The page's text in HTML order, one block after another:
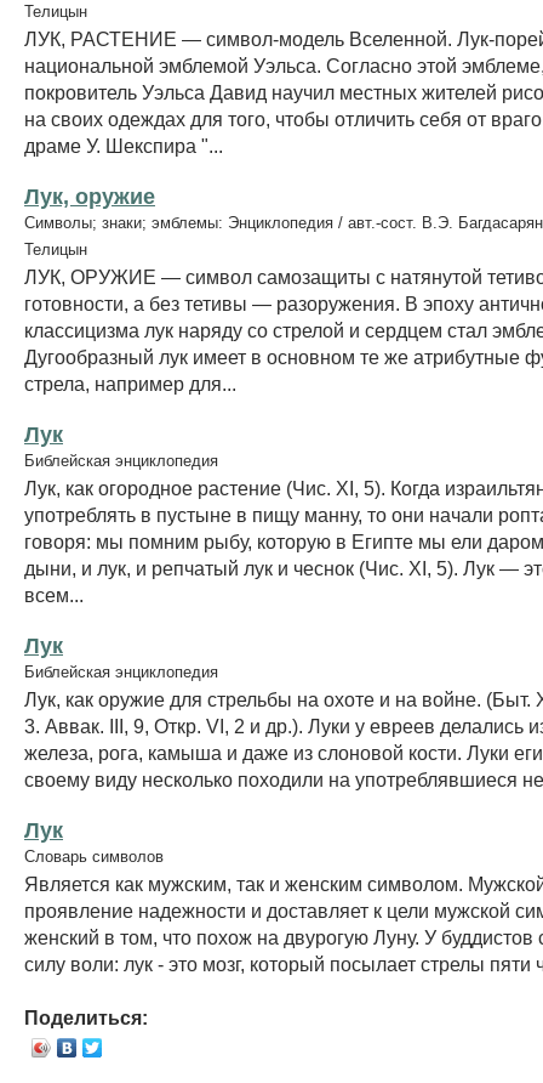
Телицын
ЛУК, РАСТЕНИЕ — символ-модель Вселенной. Лук-
национальной эмблемой Уэльса. Согласно этой
покровитель Уэльса Давид научил местных жителей
на своих одеждах для того, чтобы отличить себя от
драме У. Шекспира "...
Лук, оружие
Символы; знаки; эмблемы: Энциклопедия / авт.-сост. В.Э.
Телицын
ЛУК, ОРУЖИЕ — символ самозащиты с натянутой
готовности, а без тетивы — разоружения. В эпоху
классицизма лук наряду со стрелой и сердцем стал
Дугообразный лук имеет в основном те же атрибутные
стрела, например для...
Лук
Библейская энциклопедия
Лук, как огородное растение (Чис. XI, 5). Когда
употреблять в пустыне в пищу манну, то они начали
говоря: мы помним рыбу, которую в Египте мы ели
дыни, и лук, и репчатый лук и чеснок (Чис. XI, 5). Лук —
всем...
Лук
Библейская энциклопедия
Лук, как оружие для стрельбы на охоте и на войне. (Быт.
3. Аввак. III, 9, Откр. VI, 2 и др.). Луки у евреев делались
железа, рога, камыша и даже из слоновой кости. Луки
своему виду несколько походили на употреблявшиеся
Лук
Словарь символов
Является как мужским, так и женским символом.
проявление надежности и доставляет к цели мужской
женский в том, что похож на двурогую Луну. У буддистов
силу воли: лук - это мозг, который посылает стрелы пяти
Поделиться: